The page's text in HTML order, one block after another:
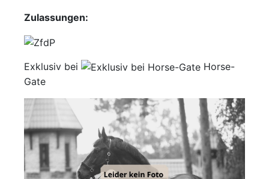
Account
Zulassungen:
Exklusiv bei
Horse-
Gate